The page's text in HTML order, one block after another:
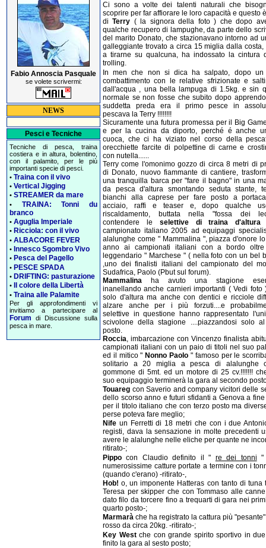
Fabio Annoscia Pasquale
se volete scrivermi:
NEWS
Pesci e Tecniche
Tecniche di pesca, traina
costiera e in altura, bolentino,
con il palamito, per le più
importanti specie di pesci.
• Traina con il vivo
• Vertical Jigging
• STREAMER da mare
• TRAINA: Tonni du
branco
• Aguglia Imperiale
• Ricciola: con il vivo
• ALBACORE FEVER
• Innesco Sgombro Vivo
• Pesca del Pagello
• PESCE SPADA
• DRIFTING: pasturazione
• Il colore della Libertà
• Traina alle Palamite
Per gli approfondimenti vi
invitiamo a partecipare al
Forum di Discussione sulla
pesca in mare.
Ci sono a volte dei talenti naturali che
scoprire per far affiorare le loro capacità e questo
diTerry ( la signora della foto ) che dopo
qualche recupero di lampughe, da parte dello
del marito Donato, che stazionavano intorno ad
galleggiante trovato a circa 15 miglia dalla costa,
a tirarne su qualcuna, ha indossato la cintura
trolling.
In men che non si dica ha salpato, dopo un
combattimento con le relative sfrizionate e
dall'acqua , una bella lampuga di 1.5kg. e sin
normale se non fosse che subito dopo
suddetta preda era il primo pesce in
pescava la Terry !!!!!!!!
Sicuramente una futura promessa per il Big
e per la cucina da diporto, perché é anche
cuoca, che ci ha viziato nel corso della
orecchiette farcite di polpettine di carne e
con nutella......
Terry come l'omonimo gozzo di circa 8 metri di
di Donato, nuovo fiammante di cantiere,
una tranquilla barca per "fare il bagno" in una
da pesca d'altura smontando seduta stante,
bianchi alla caprese per fare posto a
acciaio, raffi e teaser e, dopo qualche
riscaldamento, buttata nella "fossa dei
contendere le selettive di traina d'altura
campionato italiano 2005 ad equipaggi
alalunghe come " Mammalina ", piazza d'onore
anno ai campionati italiani con a bordo
leggendario " Marchese " ( nella foto con un bel
,uno dei finalisti italiani del campionato del
Sudafrica, Paolo (Pbut sul forum).
Mammalina ha avuto una stagione
inanellando anche carnieri importanti ( Vedi foto
solo d'altura ma anche con dentici e ricciole
alzare anche per i più forzuti....e
selettive in questione hanno rappresentato
scivolone della stagione ....piazzandosi solo
posto.
Roccia , imbarcazione con Vincenzo finalista
campionati italiani con un paio di titoli nel suo
ed il mitico "Nonno Paolo " famoso per le
solitario a 20 miglia a pesca di alalunghe
gommone di 5mt. ed un motore di 25 cv.!!!!!!!
suo equipaggio terminerà la gara al secondo
Touareg con Saverio and company vicitori delle
dello scorso anno e futuri sfidanti a Genova a fine
per il titolo italiano che con terzo posto ma
perse poteva fare meglio;
Nife un Ferretti di 18 metri che con i due
registi, dava la sensazione in molte precedenti
avere le alalunghe nelle eliche per quante ne
ritirato-;
Pippo con Claudio definito il " re dei tonni "
numerosissime catture portate a termine con i
(quando c'erano) -ritirato-,
Hob! o, un imponente Hatteras con tanto di tuna
Teresa per skipper che con Tommaso alle
dato filo da torcere fino a trequarti di gara nei
quarto posto-;
Marmarà che ha registrato la cattura più
rosso da circa 20kg. -ritirato-;
Key Westche con grande spirito sportivo in
finito la gara al sesto posto;